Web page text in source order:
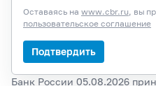
АО «ИАТ» г. Иркутска,
присвоен
Банк России 05.08.2026
Оставаясь на www.cbr.ru, вы
пользовательское соглашение
Подтвердить